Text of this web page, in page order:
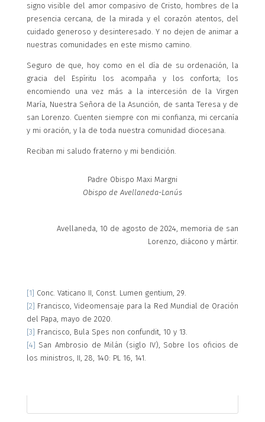
signo visible del amor compasivo de Cristo, hombres de la
presencia cercana, de la mirada y el corazón atentos, del
cuidado generoso y desinteresado. Y no dejen de animar a
nuestras comunidades en este mismo camino.
Seguro de que, hoy como en el día de su ordenación, la
gracia del Espíritu los acompaña y los conforta; los
encomiendo una vez más a la intercesión de la Virgen
María, Nuestra Señora de la Asunción, de santa Teresa y de
san Lorenzo. Cuenten siempre con mi confianza, mi cercanía
y mi oración, y la de toda nuestra comunidad diocesana.
Reciban mi saludo fraterno y mi bendición.
Padre Obispo Maxi Margni
Obispo de Avellaneda-Lanús
Avellaneda, 10 de agosto de 2024, memoria de san
Lorenzo, diácono y mártir.
[1] Conc. Vaticano II, Const. Lumen gentium, 29.
[2] Francisco, Videomensaje para la Red Mundial de Oración
del Papa, mayo de 2020.
[3] Francisco, Bula Spes non confundit, 10 y 13.
[4] San Ambrosio de Milán (siglo IV), Sobre los oficios de
los ministros, II, 28, 140: PL 16, 141.